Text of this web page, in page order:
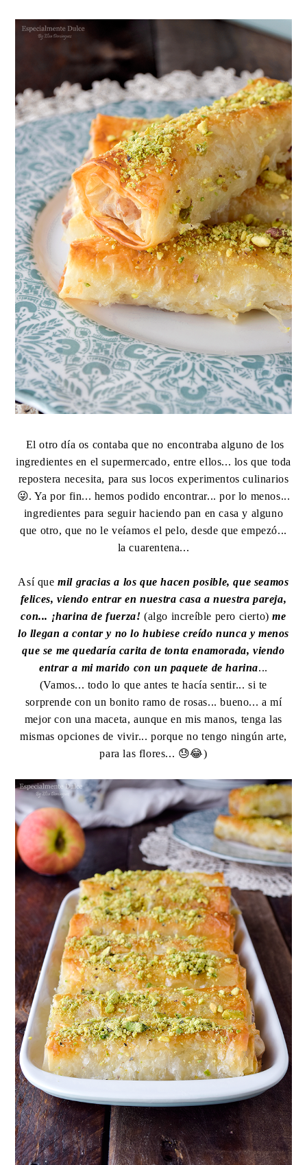
El otro día os contaba que no encontraba alguno de los
ingredientes en el supermercado, entre ellos... los que toda
repostera necesita, para sus locos experimentos culinarios
😜. Ya por fin... hemos podido encontrar... por lo menos...
ingredientes para seguir haciendo pan en casa y alguno
que otro, que no le veíamos el pelo, desde que empezó...
la cuarentena...
Así quemil gracias a los que hacen posible, que seamos
felices, viendo entrar en nuestra casa a nuestra pareja,
con... ¡harina de fuerza! (algo increíble pero cierto)me
lo llegan a contar y no lo hubiese creído nunca y menos
que se me quedaría carita de tonta enamorada, viendo
entrar a mi marido con un paquete de harina...
(Vamos... todo lo que antes te hacía sentir... si te
sorprende con un bonito ramo de rosas... bueno... a mí
mejor con una maceta, aunque en mis manos, tenga las
mismas opciones de vivir... porque no tengo ningún arte,
para las flores... 😓😂)